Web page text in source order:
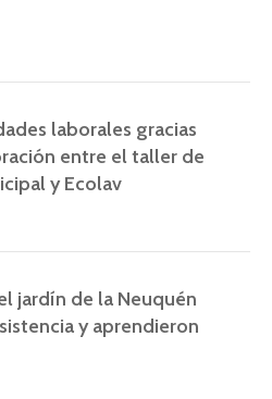
laborales gracias
entre el taller de
y Ecolav
jardín de la Neuquén
y aprendieron